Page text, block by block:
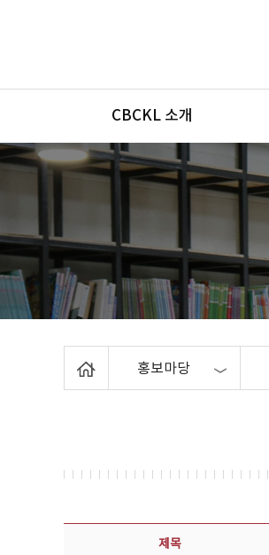
메뉴
CBCKL 소개
홍보마당
뉴스레터 상세보기 - 제목, 담당부서, 담당자, 담당연락처, 내용, 첨부파일 정보 제공
제목